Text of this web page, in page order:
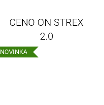
CENO ON STREX
2.0
NOVINKA